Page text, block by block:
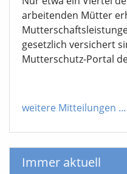
arbeitenden Mütter
gesetzlich versichert
Mutterschutz-Portal
weitere Mitteilungen ...
Immer aktuell